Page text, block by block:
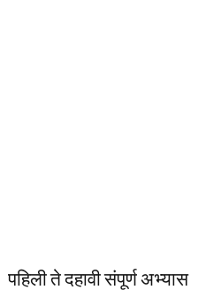
पहिली ते दहावी संपूर्ण अभ्यास